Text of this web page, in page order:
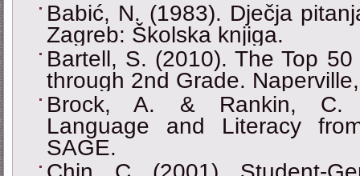
Babić, N. (1983). Dječja
Zagreb: Školska knjiga.
Bartell, S. (2010). The Top
through 2nd Grade.
Brock, A. & Rankin, C.
Language and Literacy
SAGE.